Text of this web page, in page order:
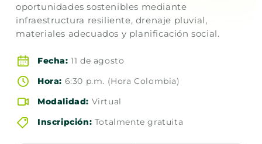
oportunidades sostenibles mediante
infraestructura resiliente, drenaje pluvial,
materiales adecuados y planificación social.
Fecha: 11 de agosto
Hora: 6:30 p.m. (Hora Colombia)
Modalidad: Virtual
Inscripción: Totalmente gratuita